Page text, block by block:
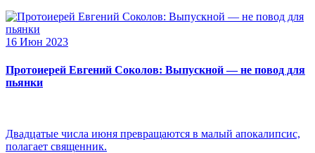
16 Июн 2023
Протоиерей Евгений Соколов: Выпускной — не повод для
пьянки
Двадцатые числа июня превращаются в малый апокалипсис,
полагает священник.